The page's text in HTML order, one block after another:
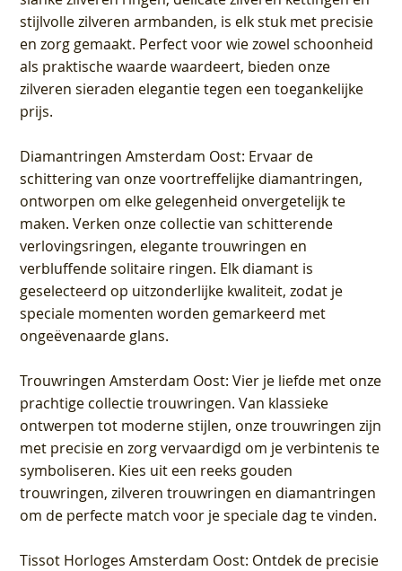
stijlvolle zilveren armbanden, is elk stuk met precisie
en zorg gemaakt. Perfect voor wie zowel schoonheid
als praktische waarde waardeert, bieden onze
zilveren sieraden elegantie tegen een toegankelijke
prijs.
Diamantringen Amsterdam Oost: Ervaar de
schittering van onze voortreffelijke diamantringen,
ontworpen om elke gelegenheid onvergetelijk te
maken. Verken onze collectie van schitterende
verlovingsringen, elegante trouwringen en
verbluffende solitaire ringen. Elk diamant is
geselecteerd op uitzonderlijke kwaliteit, zodat je
speciale momenten worden gemarkeerd met
ongeëvenaarde glans.
Trouwringen Amsterdam Oost: Vier je liefde met onze
prachtige collectie trouwringen. Van klassieke
ontwerpen tot moderne stijlen, onze trouwringen zijn
met precisie en zorg vervaardigd om je verbintenis te
symboliseren. Kies uit een reeks gouden
trouwringen, zilveren trouwringen en diamantringen
om de perfecte match voor je speciale dag te vinden.
Tissot Horloges Amsterdam Oost: Ontdek de precisie